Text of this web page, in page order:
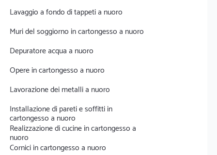
Lavaggio a fondo di tappeti a nuoro
Muri del soggiorno in cartongesso a nuoro
Depuratore acqua a nuoro
Opere in cartongesso a nuoro
Lavorazione dei metalli a nuoro
Installazione di pareti e soffitti in
cartongesso a nuoro
Realizzazione di cucine in cartongesso a
nuoro
Cornici in cartongesso a nuoro